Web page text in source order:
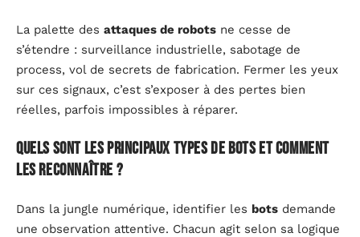
La palette des attaques de robots ne cesse de
s’étendre : surveillance industrielle, sabotage de
process, vol de secrets de fabrication. Fermer les yeux
sur ces signaux, c’est s’exposer à des pertes bien
réelles, parfois impossibles à réparer.
Quels sont les principaux types de bots et comment
les reconnaître ?
Dans la jungle numérique, identifier les bots demande
une observation attentive. Chacun agit selon sa logique